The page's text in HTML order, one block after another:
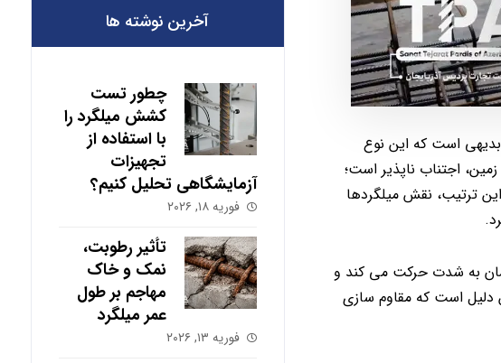
است که این نوع
اجتناب ناپذیر است؛
ترتیب، نقش میلگردها
به شدت حرکت می کند و
دلیل است که مقاوم سازی
آخرین نوشته ها
چطور تست
کشش میلگرد را
با استفاده از
تجهیزات
آزمایشگاهی تحلیل کنیم؟
فوریه ۱۸, ۲۰۲۶
تأثیر رطوبت،
نمک و خاک
مهاجم بر طول
عمر میلگرد
فوریه ۱۳, ۲۰۲۶